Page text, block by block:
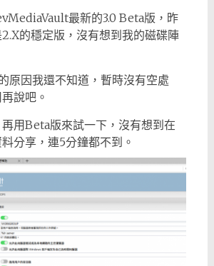
最新的3.0 Beta版，昨
的穩定版，沒有想到我的磁碟陣
原因我還不知道，暫時沒有空處
說吧。
用Beta版來試一下，沒有想到在
分享，連5分鐘都不到。